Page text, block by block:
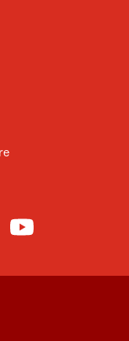
på Instagram
Til DNT på YouTube